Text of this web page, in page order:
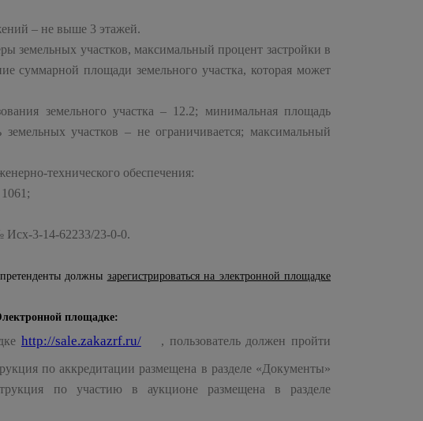
– не выше 3 этажей.
земельных участков, максимальный процент застройки в
суммарной площади земельного участка, которая может
земельного участка – 12.2; минимальная площадь
участков – не ограничивается; максимальный
технического обеспечения:
3-14-62233/23-0-0.
должны зарегистрироваться на электронной площадке
площадке:
http://sale.zakazrf.ru/ , пользователь должен пройти
по аккредитации размещена в разделе «Документы»
по участию в аукционе размещена в разделе